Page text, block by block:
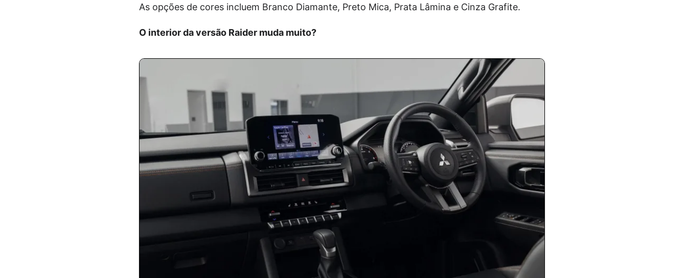
As opções de cores incluem Branco Diamante, Preto Mica, Prata Lâmina e Cinza Grafite.
O interior da versão Raider muda muito?